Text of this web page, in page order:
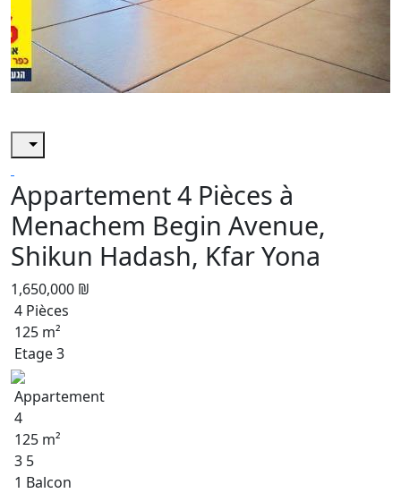
Appartement 4 Pièces à
Menachem Begin Avenue,
Shikun Hadash, Kfar Yona
1,650,000 ₪
4 Pièces
125 m²
Etage 3
Appartement
4
125 m²
3 5
1 Balcon